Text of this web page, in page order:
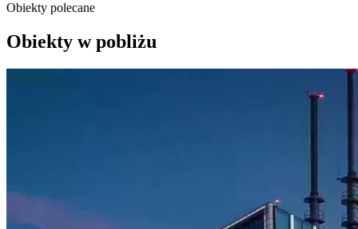
Obiekty polecane
Obiekty w pobliżu